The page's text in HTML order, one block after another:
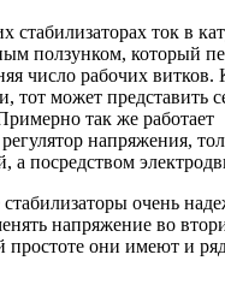
стабилизаторах ток в
ползунком, который
число рабочих витков.
может представить
так же работает
напряжения,
а посредством
очень
напряжение во
простоте они имеют и